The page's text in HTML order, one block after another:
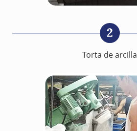
2
Torta de arcilla